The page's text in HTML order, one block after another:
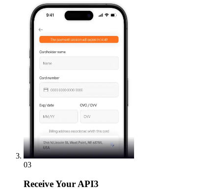
03
ReceiveYour API3